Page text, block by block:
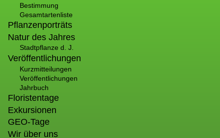
Bestimmung
Gesamtartenliste
Pflanzenporträts
Natur des Jahres
Stadtpflanze d. J.
Veröffentlichungen
Kurzmitteilungen
Veröffentlichungen
Jahrbuch
Floristentage
Exkursionen
GEO-Tage
Wir über uns